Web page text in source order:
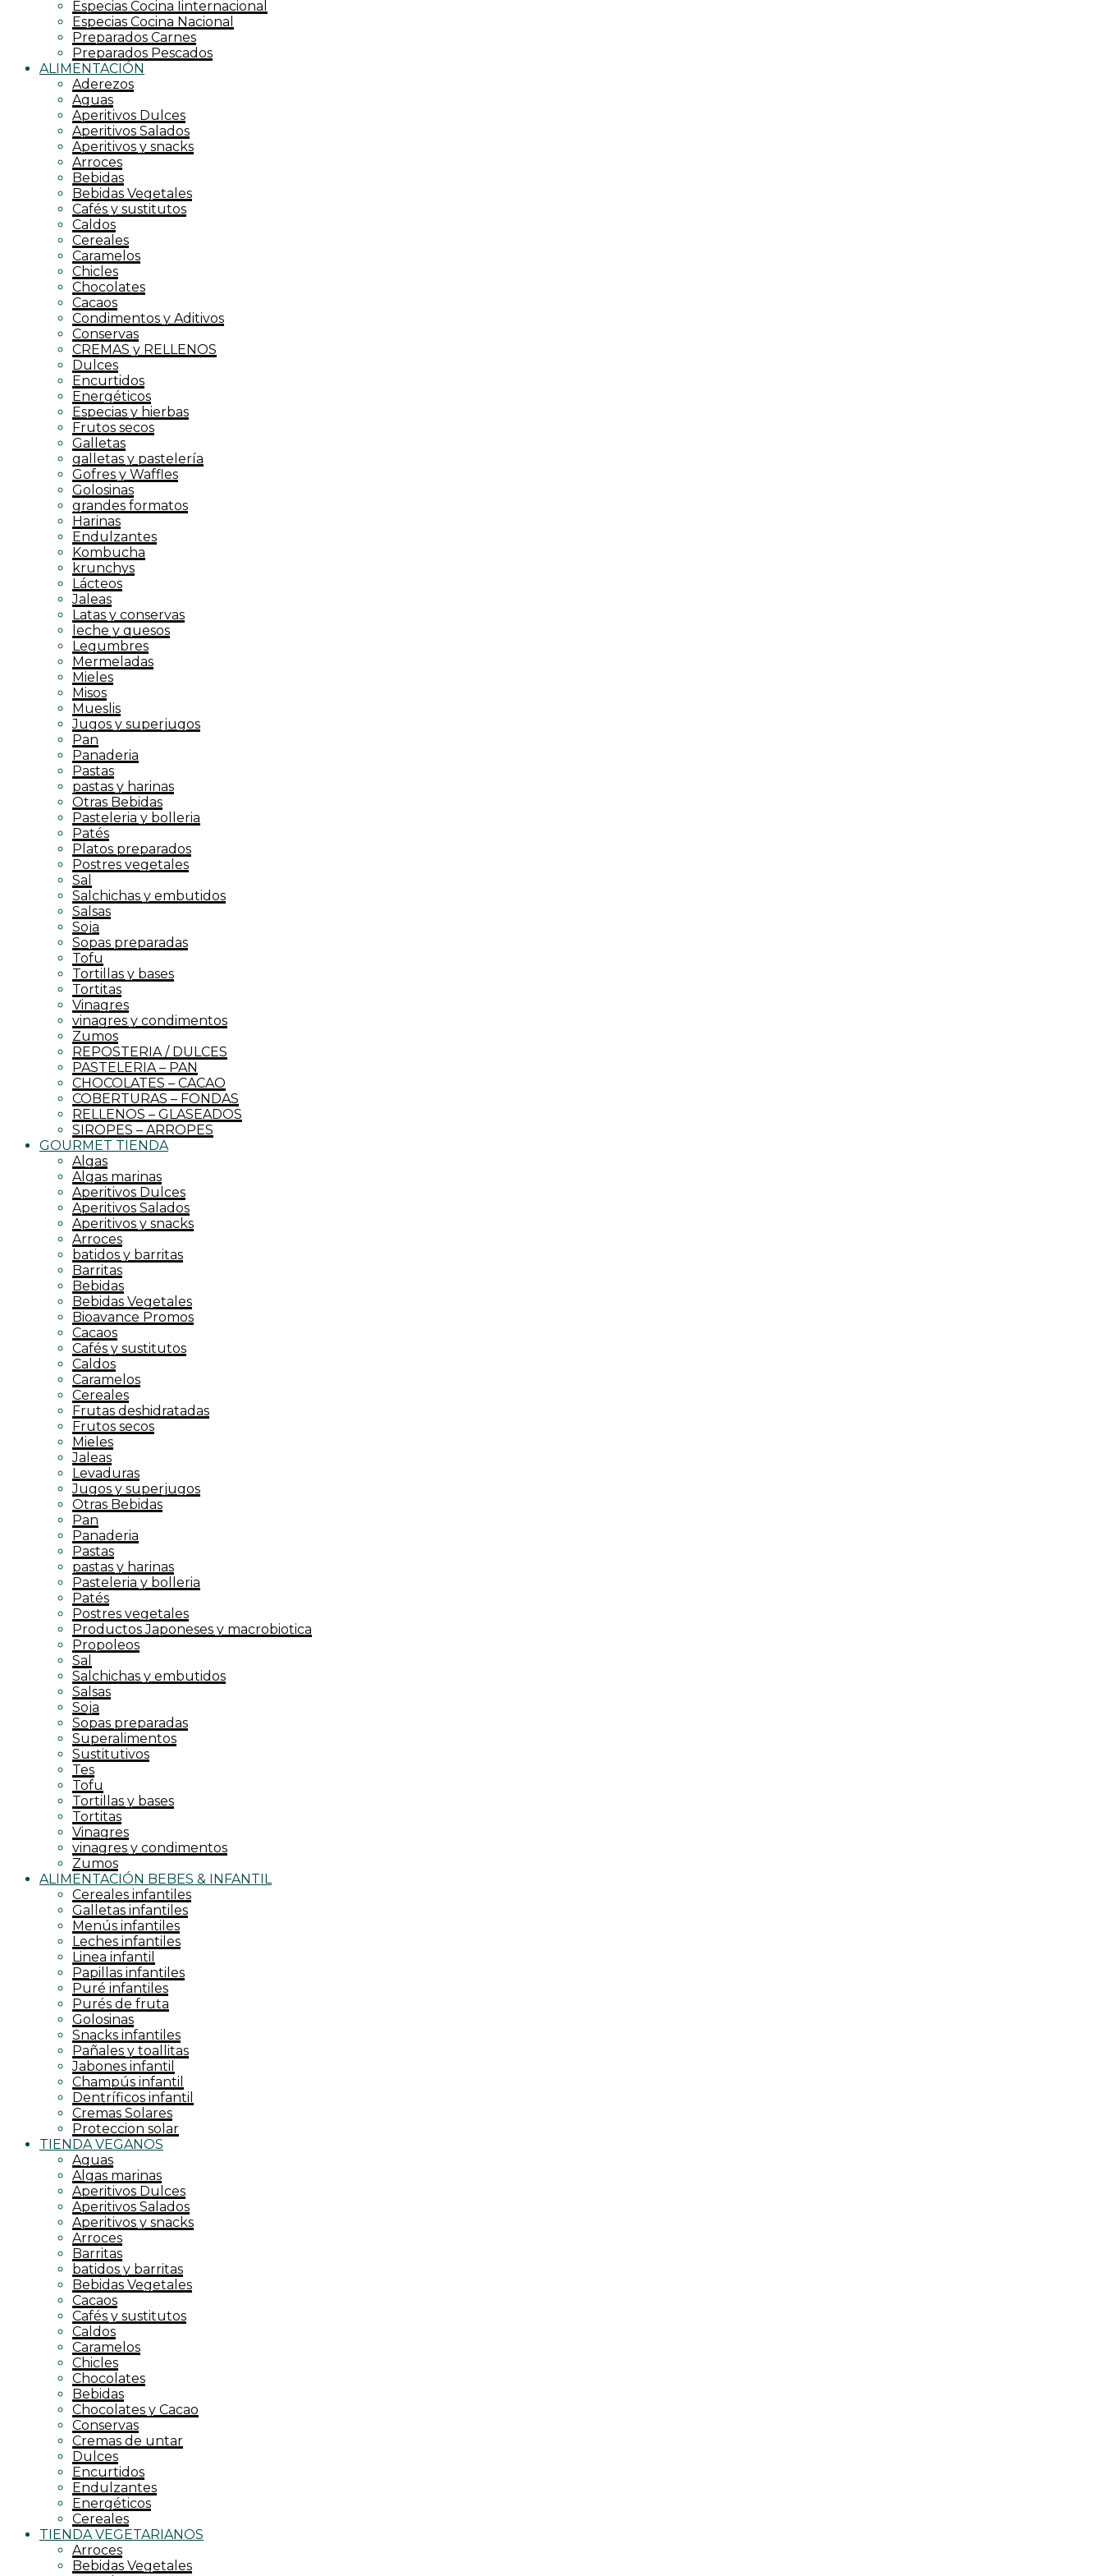
Especias Cocina Iinternacional
Especias Cocina Nacional
Preparados Carnes
Preparados Pescados
ALIMENTACIÓN
Aderezos
Aguas
Aperitivos Dulces
Aperitivos Salados
Aperitivos y snacks
Arroces
Bebidas
Bebidas Vegetales
Cafés y sustitutos
Caldos
Cereales
Caramelos
Chicles
Chocolates
Cacaos
Condimentos y Aditivos
Conservas
CREMAS y RELLENOS
Dulces
Encurtidos
Energéticos
Especias y hierbas
Frutos secos
Galletas
galletas y pastelería
Gofres y Waffles
Golosinas
grandes formatos
Harinas
Endulzantes
Kombucha
krunchys
Lácteos
Jaleas
Latas y conservas
leche y quesos
Legumbres
Mermeladas
Mieles
Misos
Mueslis
Jugos y superjugos
Pan
Panaderia
Pastas
pastas y harinas
Otras Bebidas
Pasteleria y bolleria
Patés
Platos preparados
Postres vegetales
Sal
Salchichas y embutidos
Salsas
Soja
Sopas preparadas
Tofu
Tortillas y bases
Tortitas
Vinagres
vinagres y condimentos
Zumos
REPOSTERIA / DULCES
PASTELERIA – PAN
CHOCOLATES – CACAO
COBERTURAS – FONDAS
RELLENOS – GLASEADOS
SIROPES – ARROPES
GOURMET TIENDA
Algas
Algas marinas
Aperitivos Dulces
Aperitivos Salados
Aperitivos y snacks
Arroces
batidos y barritas
Barritas
Bebidas
Bebidas Vegetales
Bioavance Promos
Cacaos
Cafés y sustitutos
Caldos
Caramelos
Cereales
Frutas deshidratadas
Frutos secos
Mieles
Jaleas
Levaduras
Jugos y superjugos
Otras Bebidas
Pan
Panaderia
Pastas
pastas y harinas
Pasteleria y bolleria
Patés
Postres vegetales
Productos Japoneses y macrobiotica
Propoleos
Sal
Salchichas y embutidos
Salsas
Soja
Sopas preparadas
Superalimentos
Sustitutivos
Tes
Tofu
Tortillas y bases
Tortitas
Vinagres
vinagres y condimentos
Zumos
ALIMENTACIÓN BEBES & INFANTIL
Cereales infantiles
Galletas infantiles
Menús infantiles
Leches infantiles
Linea infantil
Papillas infantiles
Puré infantiles
Purés de fruta
Golosinas
Snacks infantiles
Pañales y toallitas
Jabones infantil
Champús infantil
Dentríficos infantil
Cremas Solares
Proteccion solar
TIENDA VEGANOS
Aguas
Algas marinas
Aperitivos Dulces
Aperitivos Salados
Aperitivos y snacks
Arroces
Barritas
batidos y barritas
Bebidas Vegetales
Cacaos
Cafés y sustitutos
Caldos
Caramelos
Chicles
Chocolates
Bebidas
Chocolates y Cacao
Conservas
Cremas de untar
Dulces
Encurtidos
Endulzantes
Energéticos
Cereales
TIENDA VEGETARIANOS
Arroces
Bebidas Vegetales